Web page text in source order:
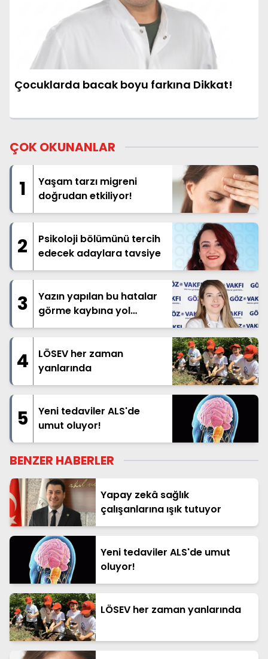
Çocuklarda bacak boyu farkına Dikkat!
ÇOK OKUNANLAR
1
Yaşam tarzı migreni
doğrudan etkiliyor!
2
Psikoloji bölümünü tercih
edecek adaylara tavsiye
3
Yazın yapılan bu hatalar
görme kaybına yol
açabilir!
4
LÖSEV her zaman
yanlarında
5
Yeni tedaviler ALS'de
umut oluyor!
BENZER HABERLER
Yapay zekâ sağlık
çalışanlarına ışık tutuyor
Yeni tedaviler ALS'de umut
oluyor!
LÖSEV her zaman yanlarında